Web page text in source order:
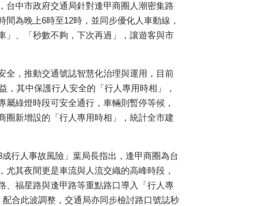
台中市政府交通局針對逢甲商圈人潮密集路
為晚上6時至12時，並同步優化人車動線，
」、「秒數不夠，下次再過」，讓遊客與市
全，推動交通號誌智慧化治理與運用，目前
，其中保護行人安全的「行人專用時相」，
綠燈時段可安全通行，車輛則暫停等候，
圈新增設的「行人專用時相」，統計全市建
行人事故風險」葉局長指出，逢甲商圈為台
其夜間更是車流與人流交織的高峰時段，
、福星路與逢甲路等重點路口導入「行人專
合此波調整，交通局亦同步檢討路口號誌秒